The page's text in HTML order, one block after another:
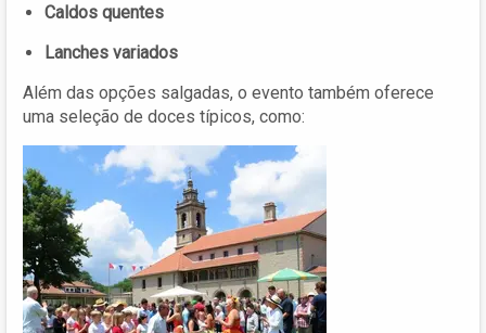
Caldos quentes
Lanches variados
Além das opções salgadas, o evento também oferece
uma seleção de doces típicos, como: